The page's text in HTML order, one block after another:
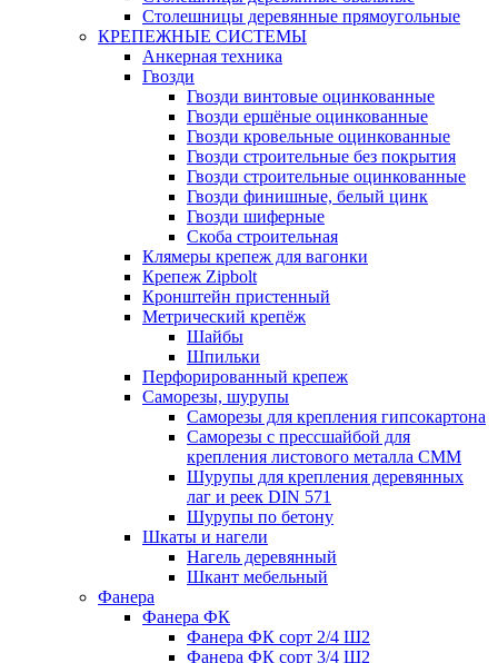
Столешницы деревянные прямоугольные
КРЕПЕЖНЫЕ СИСТЕМЫ
Анкерная техника
Гвозди
Гвозди винтовые оцинкованные
Гвозди ершёные оцинкованные
Гвозди кровельные оцинкованные
Гвозди строительные без покрытия
Гвозди строительные оцинкованные
Гвозди финишные, белый цинк
Гвозди шиферные
Скоба строительная
Клямеры крепеж для вагонки
Крепеж Zipbolt
Кронштейн пристенный
Метрический крепёж
Шайбы
Шпильки
Перфорированный крепеж
Саморезы, шурупы
Саморезы для крепления гипсокартона
Саморезы с прессшайбой для
крепления листового металла СММ
Шурупы для крепления деревянных
лаг и реек DIN 571
Шурупы по бетону
Шкаты и нагели
Нагель деревянный
Шкант мебельный
Фанера
Фанера ФК
Фанера ФК сорт 2/4 Ш2
Фанера ФК сорт 3/4 Ш2